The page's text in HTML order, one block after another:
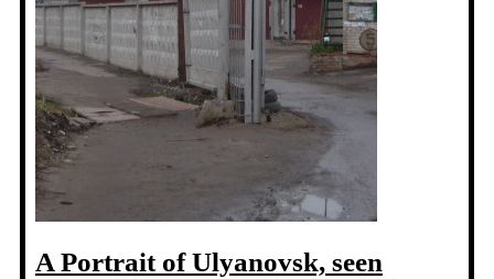
A Portrait of Ulyanovsk, seen